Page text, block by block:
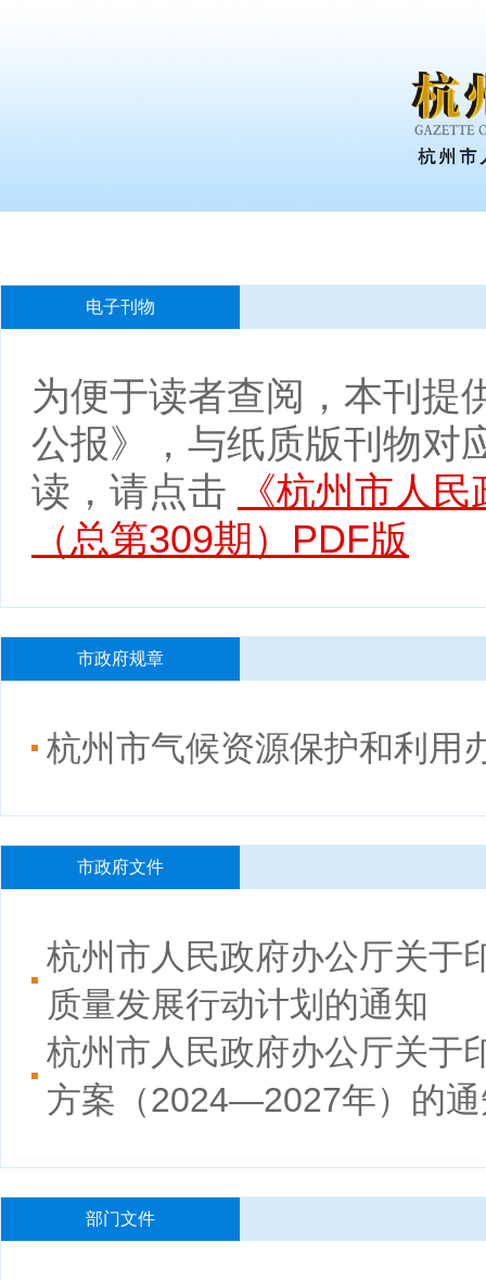
电子刊物
为便于读者查阅，本刊提
公报》，与纸质版刊物对
读，请点击
《杭州市人
（总第309期）PDF版
市政府规章
杭州市气候资源保护和利用
市政府文件
杭州市人民政府办公厅关于
质量发展行动计划的通知
杭州市人民政府办公厅关于
方案（2024—2027年）的
部门文件